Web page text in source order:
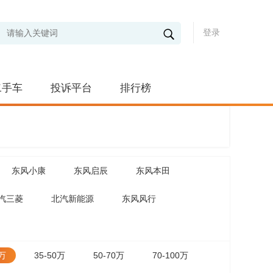
登录
车 投诉平台 排行榜
东风小康 东风启辰 东风本田
三菱 北汽新能源 东风风行
35-50万 50-70万 70-100万